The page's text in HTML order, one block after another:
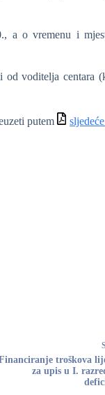
o vremenu i
voditelja centara
putem
troškova
za upis u I.